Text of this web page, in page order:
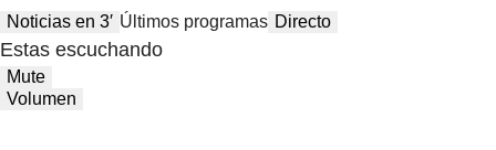
Noticias en 3′ Últimos programas Directo
Estas escuchando
Mute
Volumen